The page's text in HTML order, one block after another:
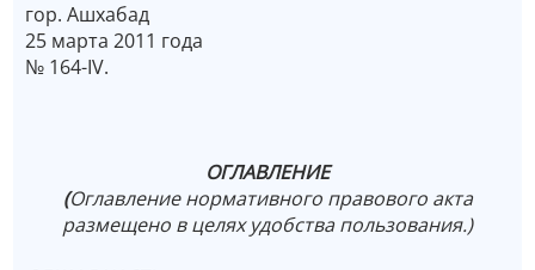
гор. Ашхабад
25 марта 2011 года
№ 164-IV.
ОГЛАВЛЕНИЕ
(Оглавление нормативного правового акта
размещено в целях удобства пользования.)